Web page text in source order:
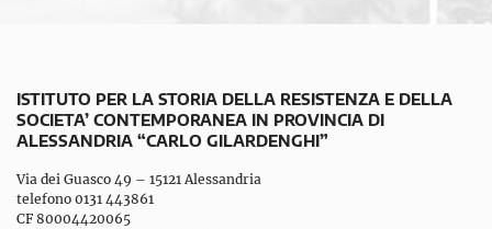
ISTITUTO PER LA STORIA DELLA RESISTENZA E DELLA
SOCIETA’ CONTEMPORANEA IN PROVINCIA DI
ALESSANDRIA “CARLO GILARDENGHI”
Via dei Guasco 49 – 15121 Alessandria
telefono 0131 443861
CF 80004420065